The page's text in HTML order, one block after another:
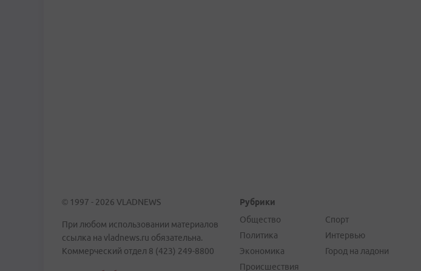
© 1997 - 2026 VLADNEWS
При любом использовании материалов
ссылка на vladnews.ru обязательна.
Коммерческий отдел 8 (423) 249-8800
Рубрики
Общество
Политика
Экономика
Происшествия
Спорт
Интервью
Город на ладони